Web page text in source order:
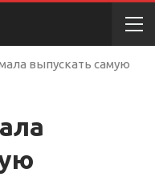
выпускать самую